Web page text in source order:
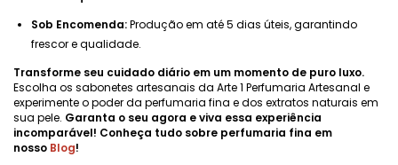
Sob Encomenda:Produção em até 5 dias úteis, garantindo
frescor e qualidade.
Transforme seu cuidado diário em um momento de puro luxo.
Escolha os sabonetes artesanais da Arte 1 Perfumaria Artesanal e
experimente o poder da perfumaria fina e dos extratos naturais em
sua pele. Garanta o seu agora e viva essa experiência
incomparável! Conheça tudo sobre perfumaria fina em
nosso Blog!